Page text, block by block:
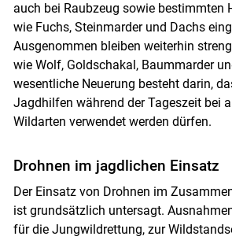
auch bei Raubzeug sowie bestimmten
wie Fuchs, Steinmarder und Dachs
Ausgenommen bleiben weiterhin
wie Wolf, Goldschakal, Baummarder
wesentliche Neuerung besteht darin,
Jagdhilfen während der Tageszeit bei
Wildarten verwendet werden dürfen.
Drohnen im jagdlichen Einsatz
Der Einsatz von Drohnen im
ist grundsätzlich untersagt.
für die Jungwildrettung, zur